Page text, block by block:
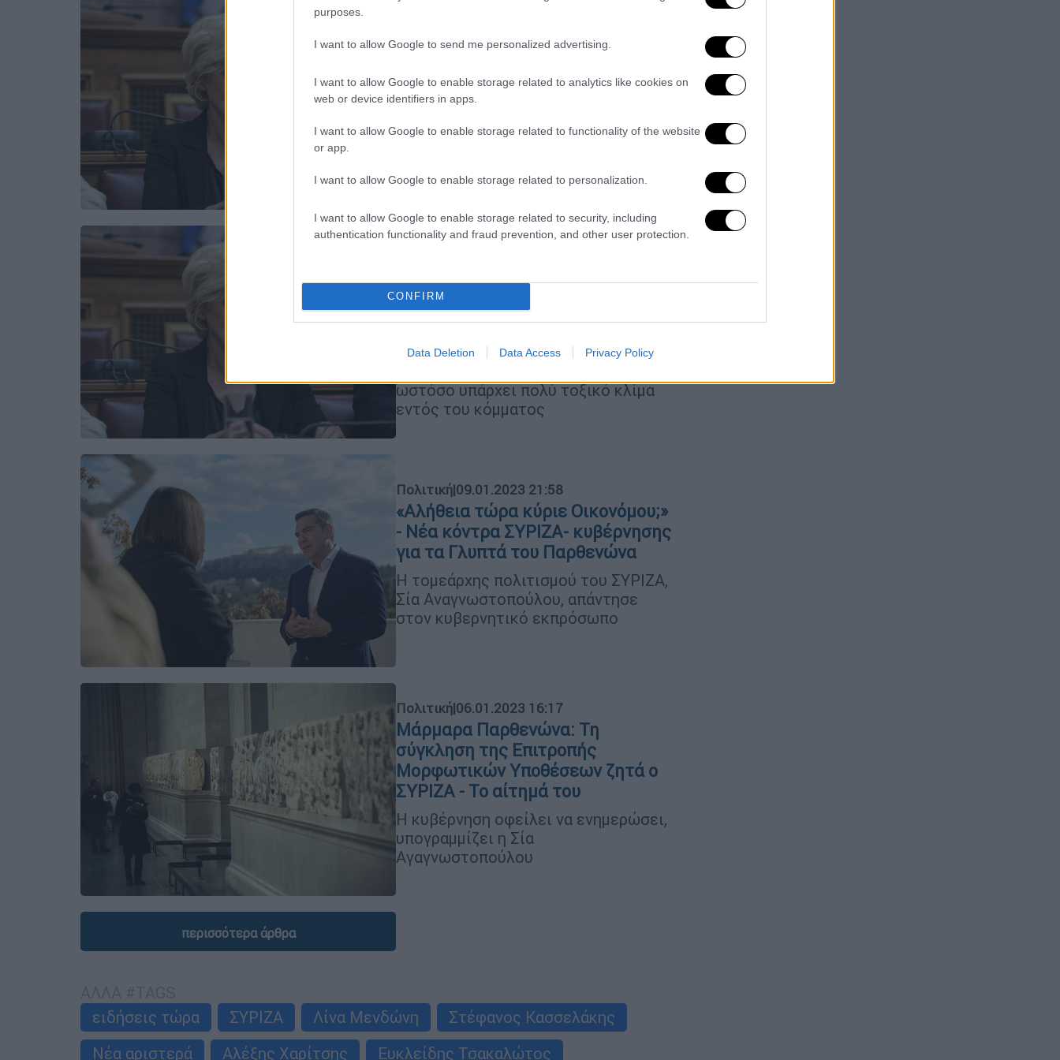
purposes.
I want to allow Google to send me personalized advertising.
I want to allow Google to enable storage related to analytics like cookies on
web or device identifiers in apps.
I want to allow Google to enable storage related to functionality of the website
or app.
I want to allow Google to enable storage related to personalization.
I want to allow Google to enable storage related to security, including
authentication functionality and fraud prevention, and other user protection.
CONFIRM
Data Deletion Data Access Privacy Policy
Αναγνωστοπούλου στο OPEN: Η
Κεντρική Επιτροπή - Είναι
ανιστόρητο το «αποστάτες»
«Από καιρό έκανα προσπάθεια
Πολιτική|08.11.2023 10:38
μην χυθεί κομματικό αίμα, να
ανακληθούν οι διαγραφές -
Χρειάζεται σθένος από την ηγεσία
Έκκληση για ενότητα έκανε η
ωστόσο υπάρχει πολύ τοξικό κλίμα
εντός του κόμματος
Πολιτική|09.01.2023 21:58
«Αλήθεια τώρα κύριε Οικονόμου;»
- Νέα κόντρα ΣΥΡΙΖΑ- κυβέρνησης
για τα Γλυπτά του Παρθενώνα
Η τομεάρχης πολιτισμού του ΣΥΡΙΖΑ,
Σία Αναγνωστοπούλου, απάντησε
στον κυβερνητικό εκπρόσωπο
Πολιτική|06.01.2023 16:17
Μάρμαρα Παρθενώνα: Τη
σύγκληση της Επιτροπής
Μορφωτικών Υποθέσεων ζητά ο
ΣΥΡΙΖΑ - Το αίτημά του
Η κυβέρνηση οφείλει να ενημερώσει,
υπογραμμίζει η Σία
Αγαγνωστοπούλου
περισσότερα άρθρα
ειδήσεις τώρα
ΣΥΡΙΖΑ Λίνα Μενδώνη
Στέφανος Κασσελάκης
Νέα αριστερά
Αλέξης Χαρίτσης Ευκλείδης Τσακαλώτος